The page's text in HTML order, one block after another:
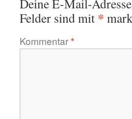
Deine E-Mail-
Felder sind mit *
Kommentar*